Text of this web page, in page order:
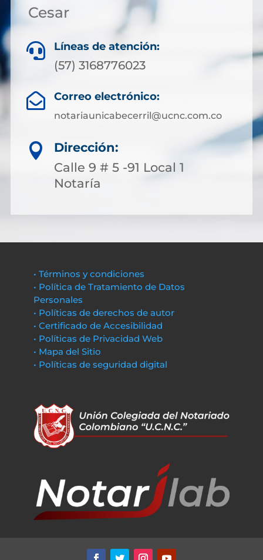
Cesar
 Líneas de atención:
(57) 3168776023
 Correo electrónico:
notariaunicabecerril@ucnc.com.co

Dirección:
Calle 9 # 5 -91 Local 1
Notaría
• Términos y condiciones
• Política de Tratamiento de Datos
Personales
• Políticas de derechos de autor
• Certificado de Accesibilidad
• Políticas de Privacidad Web
• Mapa del Sitio
• Políticas de seguridad digital